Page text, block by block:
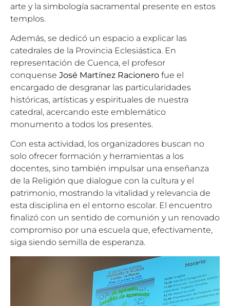
arte y la simbología sacramental presente en estos
templos.
Además, se dedicó un espacio a explicar las
catedrales de la Provincia Eclesiástica. En
representación de Cuenca, el profesor
conquense José Martínez Racionero fue el
encargado de desgranar las particularidades
históricas, artísticas y espirituales de nuestra
catedral, acercando este emblemático
monumento a todos los presentes.
Con esta actividad, los organizadores buscan no
solo ofrecer formación y herramientas a los
docentes, sino también impulsar una enseñanza
de la Religión que dialogue con la cultura y el
patrimonio, mostrando la vitalidad y relevancia de
esta disciplina en el entorno escolar. El encuentro
finalizó con un sentido de comunión y un renovado
compromiso por una escuela que, efectivamente,
siga siendo semilla de esperanza.